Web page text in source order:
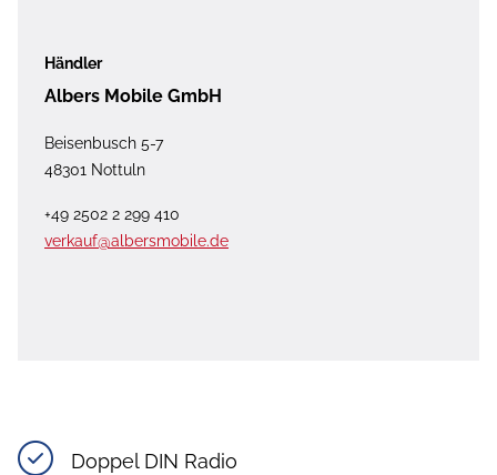
Händler
Albers Mobile GmbH
Beisenbusch 5-7
48301 Nottuln
+49 2502 2 299 410
verkauf@albersmobile.de
Doppel DIN Radio